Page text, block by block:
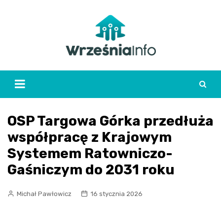
OSP Targowa Górka przedłuża
współpracę z Krajowym
Systemem Ratowniczo-
Gaśniczym do 2031 roku
Michał Pawłowicz
16 stycznia 2026